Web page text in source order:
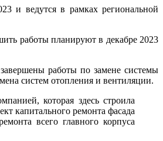
и ведутся в рамках региональной
работы планируют в декабре 2023
работы по замене системы
систем отопления и вентиляции.
которая здесь строила
капитального ремонта фасада
всего главного корпуса